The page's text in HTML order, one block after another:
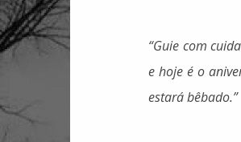
“Guie com
e hoje é o
estará bêbado.”